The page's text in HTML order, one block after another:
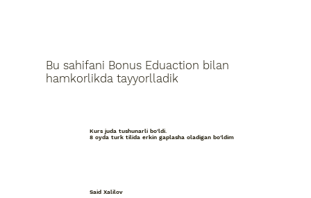
Bu sahifani Bonus Eduaction bilan
hamkorlikda tayyorlladik
Kurs juda tushunarli bo'ldi.
8 oyda turk tilida erkin gaplasha oladigan bo'ldim
Said Xalilov